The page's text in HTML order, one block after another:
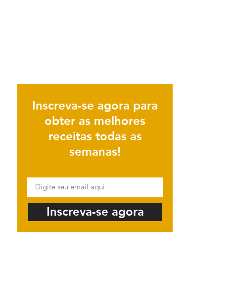
Inscreva-se agora para
obter as melhores
receitas todas as
semanas!
Inscreva-se agora